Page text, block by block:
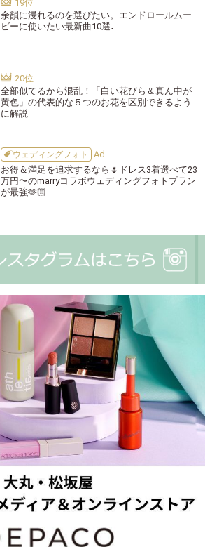
余韻に浸れるのを選びたい。エンドロールムー
ビーに使いたい最新曲10選♩
全部似てるから混乱！「白い花びら＆真ん中が
黄色」の代表的な５つのお花を区別できるよう
に解説
ウェディングフォト
お得＆満足を追求するなら🌷ドレス3着選べて23
万円〜のmarryコラボウェディングフォトプラン
が最強🫶🏻